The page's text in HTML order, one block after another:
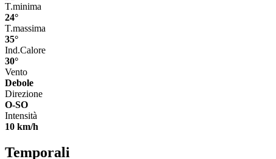
T.minima
24°
T.massima
35°
Ind.Calore
30°
Vento
Debole
Direzione
O-SO
Intensità
10 km/h
Temporali